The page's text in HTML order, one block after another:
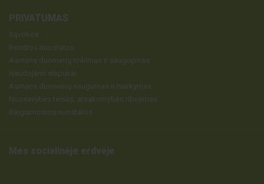
PRIVATUMAS
Sąvokos
Bendros nuostatos
Asmens duomenų rinkimas ir saugojimas
Naudojami slapukai
Asmens duomenų saugumas ir tvarkymas
Nuosavybės teisės, atsakomybės ribojimas
Baigiamosios nuostatos
Mes socialinėje erdvėje